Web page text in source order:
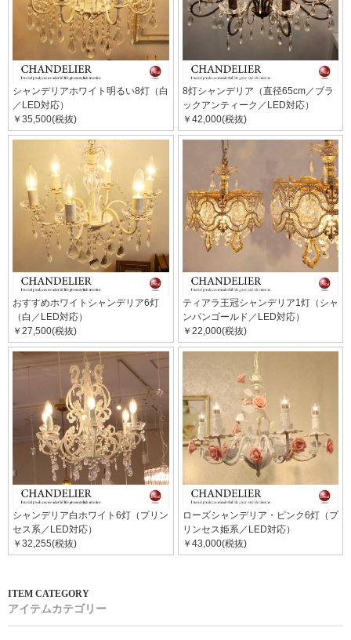
シャンデリアホワイト明るい8灯（白
／LED対応）
￥35,500(税抜)
8灯シャンデリア（直径65cm／ブラ
ックアンティーク／LED対応）
￥42,000(税抜)
おすすめホワイトシャンデリア6灯
（白／LED対応）
￥27,500(税抜)
ティアラ王冠シャンデリア1灯（シャ
ンパンゴールド／LED対応）
￥22,000(税抜)
シャンデリア白ホワイト6灯（プリン
セス系／LED対応）
￥32,255(税抜)
ローズシャンデリア・ピンク6灯（プ
リンセス姫系／LED対応）
￥43,000(税抜)
アイテムカテゴリー